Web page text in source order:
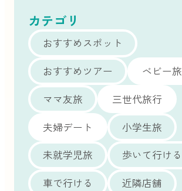
カテゴリ
おすすめスポット
おすすめツアー
ベビー旅
ママ友旅
三世代旅行
夫婦デート
小学生旅
未就学児旅
歩いて行ける
車で行ける
近隣店舗